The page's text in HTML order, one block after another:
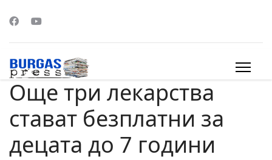
Още три лекарства
стават безплатни за
децата до 7 години